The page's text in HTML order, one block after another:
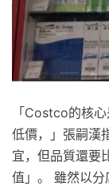
「Costco的核
低價，」張嗣漢
宜，但品質還要
值」。 雖然以